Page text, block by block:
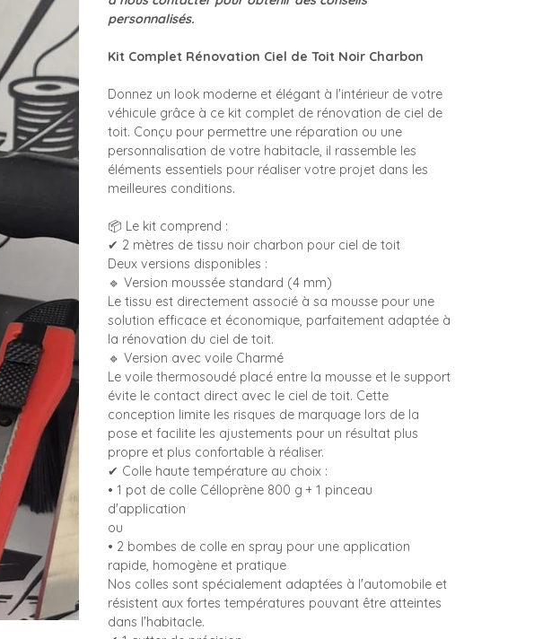
personnalisés.
Kit Complet Rénovation Ciel de Toit Noir Charbon
Donnez un look moderne et élégant à l'intérieur de votre
véhicule grâce à ce kit complet de rénovation de ciel de
toit. Conçu pour permettre une réparation ou une
personnalisation de votre habitacle, il rassemble les
éléments essentiels pour réaliser votre projet dans les
meilleures conditions.
📦 Le kit comprend :
✔ 2 mètres de tissu noir charbon pour ciel de toit
Deux versions disponibles :
🔹 Version moussée standard (4 mm)
Le tissu est directement associé à sa mousse pour une
solution efficace et économique, parfaitement adaptée à
la rénovation du ciel de toit.
🔹 Version avec voile Charmé
Le voile thermosoudé placé entre la mousse et le support
évite le contact direct avec le ciel de toit. Cette
conception limite les risques de marquage lors de la
pose et facilite les ajustements pour un résultat plus
propre et plus confortable à réaliser.
✔ Colle haute température au choix :
• 1 pot de colle Célloprène 800 g + 1 pinceau
d'application
ou
• 2 bombes de colle en spray pour une application
rapide, homogène et pratique
Nos colles sont spécialement adaptées à l'automobile et
résistent aux fortes températures pouvant être atteintes
dans l'habitacle.